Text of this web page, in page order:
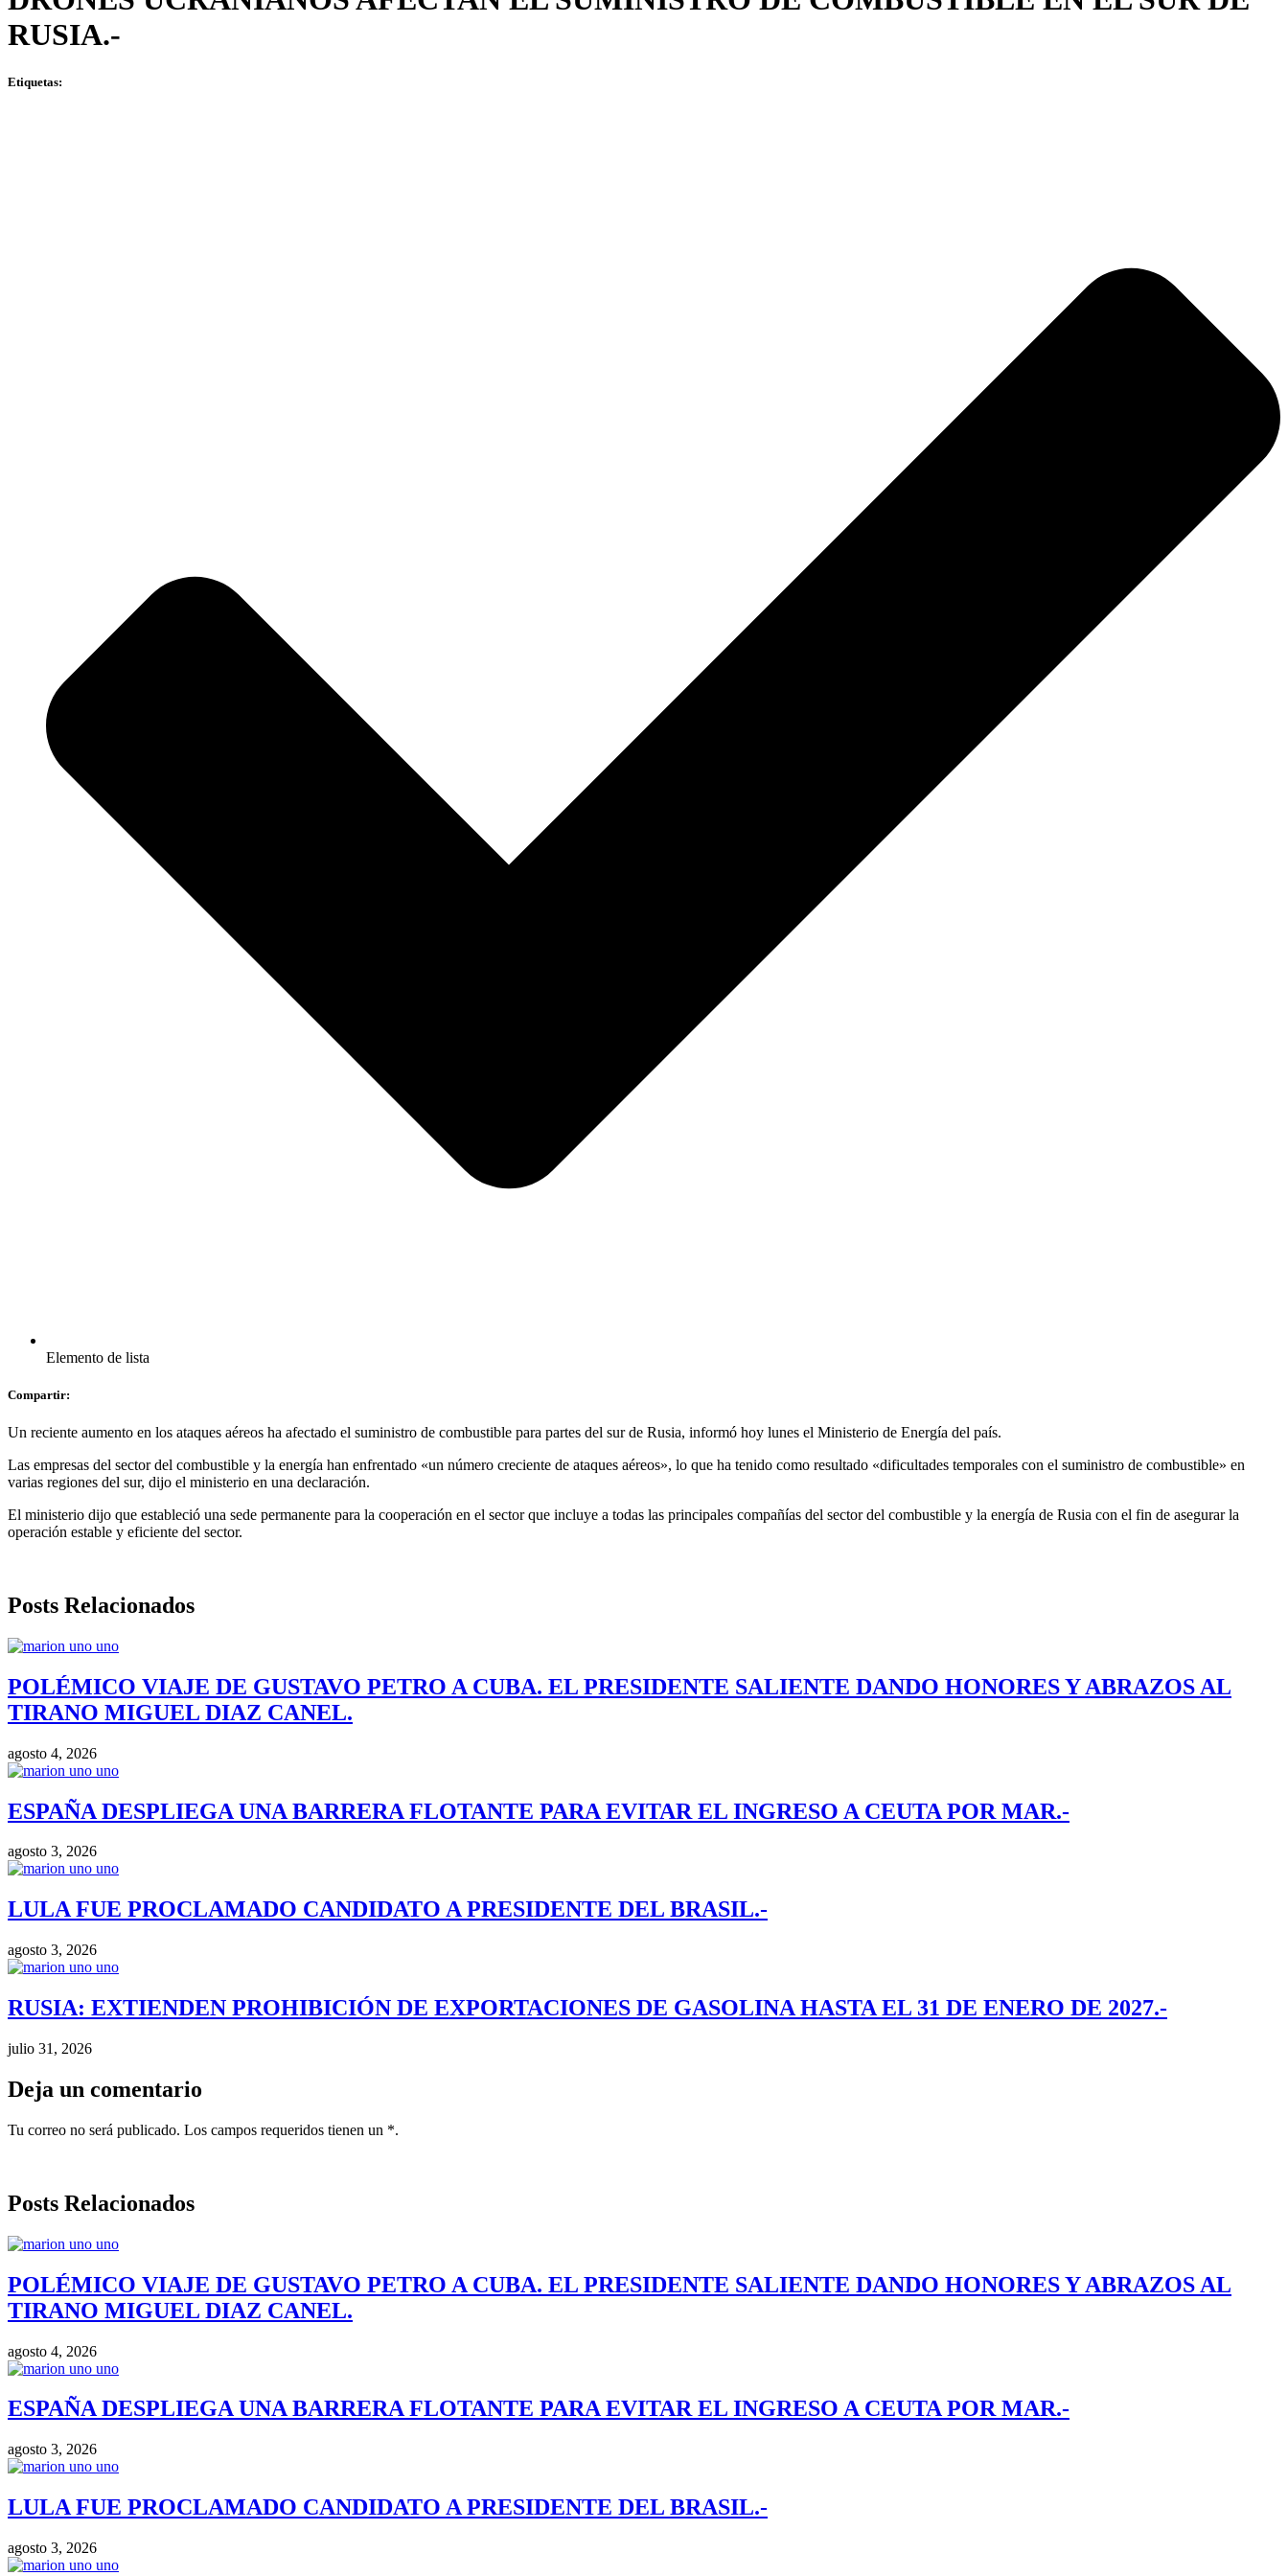
RUSIA.-
Etiquetas:
Elemento de lista
Compartir:
Un reciente aumento en los ataques aéreos ha afectado el suministro de combustible para partes del sur de Rusia, informó hoy lunes el Ministerio de Energía del país.
Las empresas del sector del combustible y la energía han enfrentado «un número creciente de ataques aéreos», lo que ha tenido como resultado «dificultades temporales con el suministro de combustible» en
varias regiones del sur, dijo el ministerio en una declaración.
El ministerio dijo que estableció una sede permanente para la cooperación en el sector que incluye a todas las principales compañías del sector del combustible y la energía de Rusia con el fin de asegurar la
operación estable y eficiente del sector.
Posts Relacionados
POLÉMICO VIAJE DE GUSTAVO PETRO A CUBA. EL PRESIDENTE SALIENTE DANDO HONORES Y ABRAZOS AL
TIRANO MIGUEL DIAZ CANEL.
agosto 4, 2026
ESPAÑA DESPLIEGA UNA BARRERA FLOTANTE PARA EVITAR EL INGRESO A CEUTA POR MAR.-
agosto 3, 2026
LULA FUE PROCLAMADO CANDIDATO A PRESIDENTE DEL BRASIL.-
agosto 3, 2026
RUSIA: EXTIENDEN PROHIBICIÓN DE EXPORTACIONES DE GASOLINA HASTA EL 31 DE ENERO DE 2027.-
julio 31, 2026
Deja un comentario
Tu correo no será publicado. Los campos requeridos tienen un *.
Posts Relacionados
POLÉMICO VIAJE DE GUSTAVO PETRO A CUBA. EL PRESIDENTE SALIENTE DANDO HONORES Y ABRAZOS AL
TIRANO MIGUEL DIAZ CANEL.
agosto 4, 2026
ESPAÑA DESPLIEGA UNA BARRERA FLOTANTE PARA EVITAR EL INGRESO A CEUTA POR MAR.-
agosto 3, 2026
LULA FUE PROCLAMADO CANDIDATO A PRESIDENTE DEL BRASIL.-
agosto 3, 2026